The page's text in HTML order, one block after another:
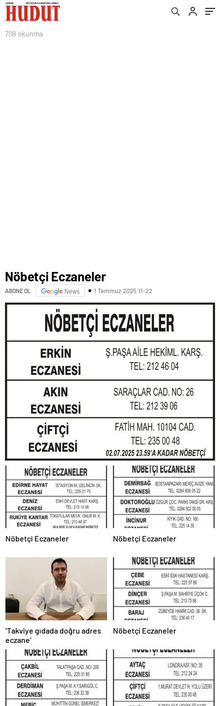
708 okunma
Nöbetçi Eczaneler
ABONE OL News 1 Temmuz 2025 11:22
Nöbetçi Eczaneler Nöbetçi Eczaneler
‘Takviye gıdada doğru adres
eczane’
Nöbetçi Eczaneler